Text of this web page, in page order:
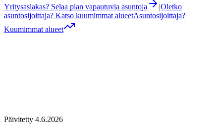
Yritysasiakas? Selaa pian vapautuvia asuntoja |Oletko
asuntosijoittaja? Katso kuumimmat alueetAsuntosijoittaja?
Kuumimmat alueet
Päivitetty 4.6.2026